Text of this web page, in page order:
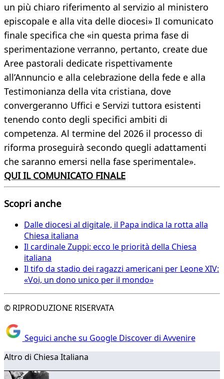
un più chiaro riferimento al servizio al ministero
episcopale e alla vita delle diocesi» Il comunicato
finale specifica che «in questa prima fase di
sperimentazione verranno, pertanto, create due
Aree pastorali dedicate rispettivamente
all’Annuncio e alla celebrazione della fede e alla
Testimonianza della vita cristiana, dove
convergeranno Uffici e Servizi tuttora esistenti
tenendo conto degli specifici ambiti di
competenza. Al termine del 2026 il processo di
riforma proseguirà secondo quegli adattamenti
che saranno emersi nella fase sperimentale».
QUI IL COMUNICATO FINALE
Scopri anche
Dalle diocesi al digitale, il Papa indica la rotta alla
Chiesa italiana
Il cardinale Zuppi: ecco le priorità della Chiesa
italiana
Il tifo da stadio dei ragazzi americani per Leone XIV:
«Voi, un dono unico per il mondo»
© RIPRODUZIONE RISERVATA
Seguici anche su Google Discover di Avvenire
Altro di Chiesa Italiana